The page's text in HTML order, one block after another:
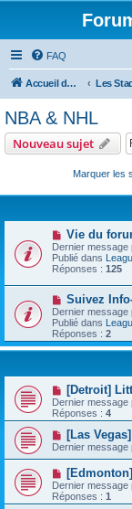
FAQ
Accueil du forum Les
NBA & NHL
Nouveau sujet
Marquer les
Vie du
Dernier message
Publié dans
Réponses : 125
Suivez
Dernier message
Publié dans
Réponses : 2
[Detroit]
Dernier message
Réponses : 4
[Las
Dernier message
Dernier message
Réponses : 1